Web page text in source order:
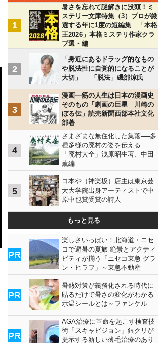
1
暑さを忘れて謎解きに没頭！ミ
ステリー文庫特集（3）プロが厳
選する年に1度の短編集 「本格
王2026」本格ミステリ作家クラ
ブ選・編
2
「身近にあるドラッグ的なもの
や脱法性に自覚的になることが
大切」──「脱法」磯部涼氏
3
漫画一筋の人生は日本の漫画史
そのもの「劇画の巨星 川崎の
ぼる伝」読売新聞西部本社文化
部著
4
さまざまな無住化した集落──多
種多様の廃村の姿を伝える
「廃村大全」浅原昭生著、中田
薫編
5
コ本や（神楽坂）店主は東京芸
大大学院出身アーティストで中
原中也賞受賞の詩人
もっと見る
PR
楽しさいっぱい！北海道・ニセ
コで避暑の夏旅 絶景とアクティ
ビティが揃う「ニセコ東急 グラ
ン・ヒラフ」～東急不動産
PR
暑熱対策が義務化される時代に
貼るだけで暑さの変化がわかる
示温シールとは～ファンケル
PR
AGA治療に革命を起こす検査技
術「スキャビジョン」銀クリが
提示する新しい薄毛治療のあり